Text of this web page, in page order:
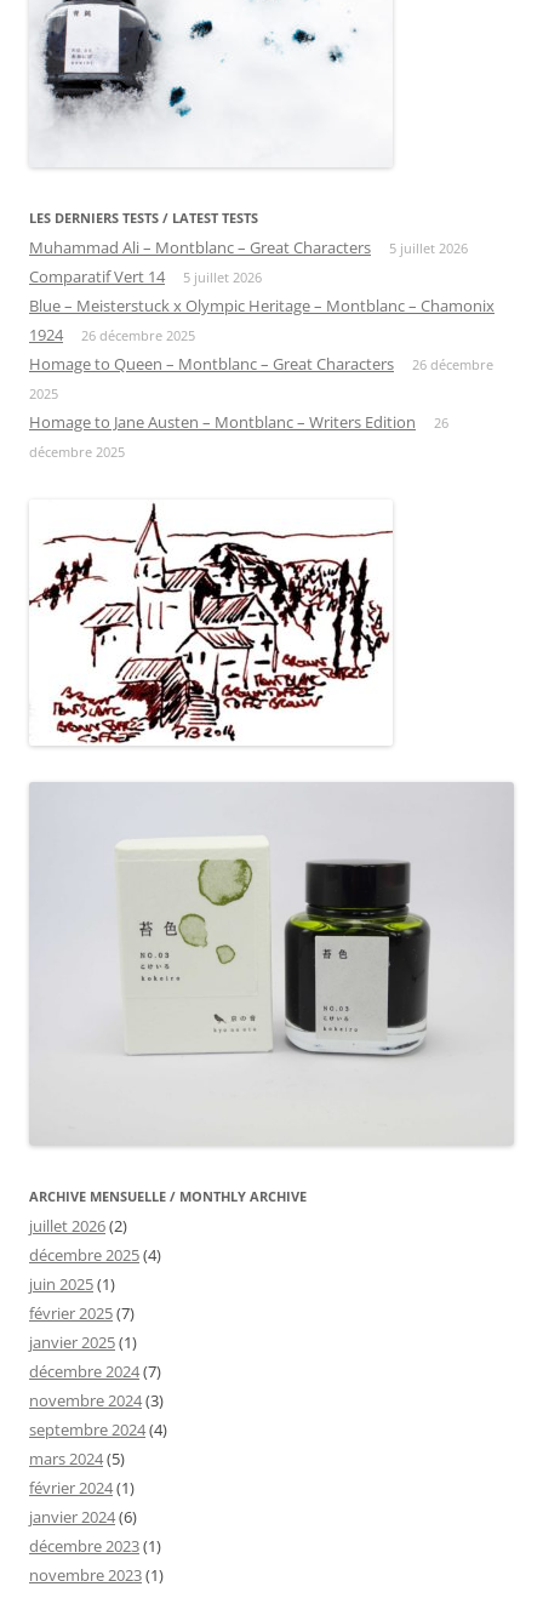
LES DERNIERS TESTS / LATEST TESTS
Muhammad Ali – Montblanc – Great Characters 5 juillet 2026
Comparatif Vert 14 5 juillet 2026
Blue – Meisterstuck x Olympic Heritage – Montblanc – Chamonix
1924
26 décembre 2025
Homage to Queen – Montblanc – Great Characters
26 décembre
2025
Homage to Jane Austen – Montblanc – Writers Edition
26
décembre 2025
ARCHIVE MENSUELLE / MONTHLY ARCHIVE
juillet 2026(2)
décembre 2025(4)
juin 2025(1)
février 2025(7)
janvier 2025(1)
décembre 2024(7)
novembre 2024(3)
septembre 2024(4)
mars 2024(5)
février 2024(1)
janvier 2024(6)
décembre 2023(1)
novembre 2023(1)